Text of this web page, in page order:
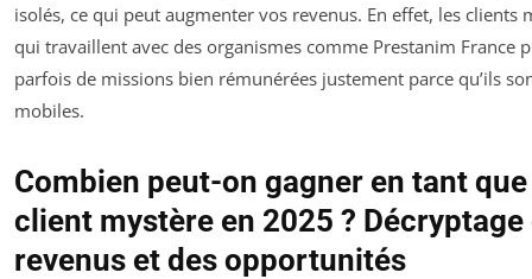
isolés, ce qui peut augmenter vos revenus. En effet, les clients
qui travaillent avec des organismes comme Prestanim France
parfois de missions bien rémunérées justement parce qu’ils
mobiles.
Combien peut-on gagner en tant que
client mystère en 2025 ? Décryptage
revenus et des opportunités